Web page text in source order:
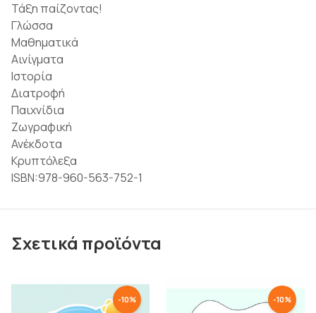
Τάξη παίζοντας!
Γλώσσα
Μαθηματικά
Αινίγματα
Ιστορία
Διατροφή
Παιχνίδια
Ζωγραφική
Ανέκδοτα
Κρυπτόλεξα
ISBN:978-960-563-752-1
Σχετικά προϊόντα
-10% -10%